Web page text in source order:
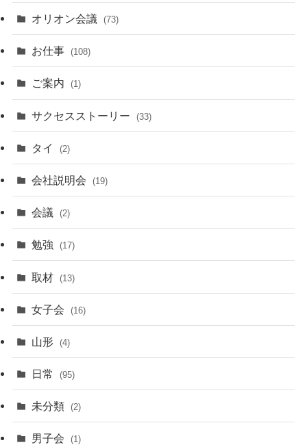
オリオン会議 (73)
お仕事 (108)
ご案内 (1)
サクセスストーリー (33)
タイ (2)
会社説明会 (19)
会議 (2)
勉強 (17)
取材 (13)
女子会 (16)
山形 (4)
日常 (95)
未分類 (2)
男子会 (1)